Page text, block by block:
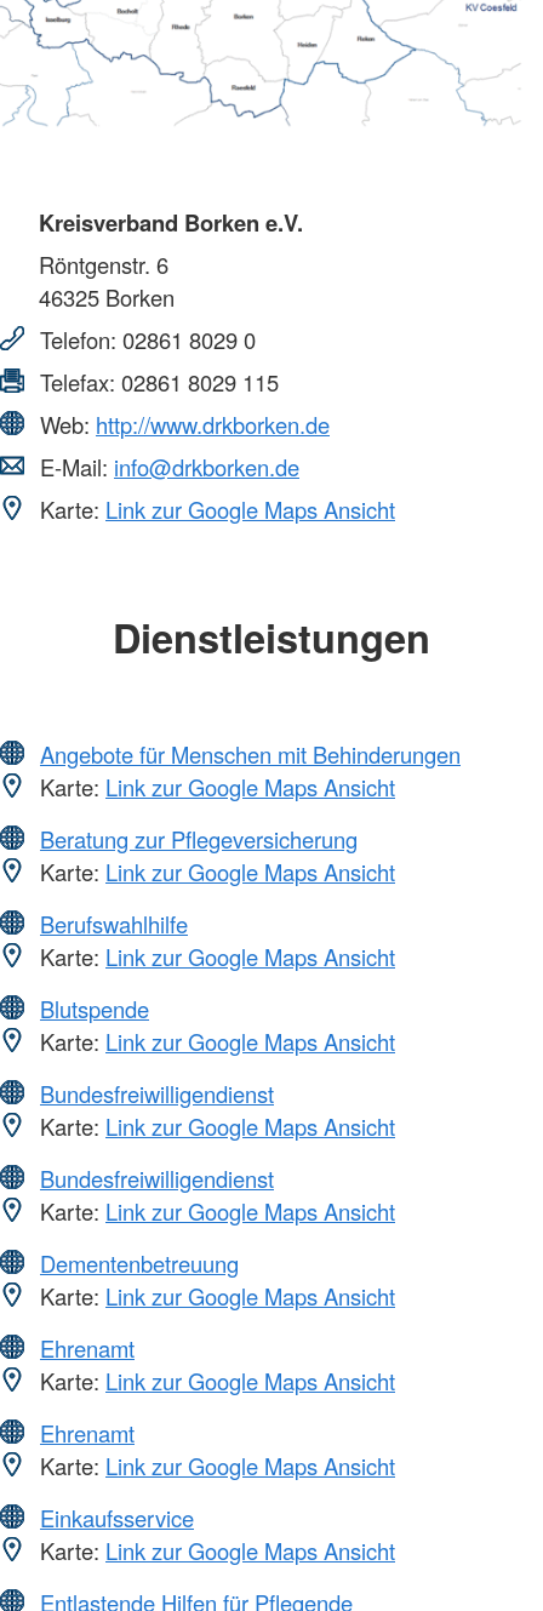
Kreisverband Borken e.V.
Röntgenstr. 6
46325 Borken
Telefon: 02861 8029 0
Telefax: 02861 8029 115
Web: http://www.drkborken.de
E-Mail: info@drkborken.de
Karte: Link zur Google Maps Ansicht
Dienstleistungen
Angebote für Menschen mit Behinderungen
Karte: Link zur Google Maps Ansicht
Beratung zur Pflegeversicherung
Karte: Link zur Google Maps Ansicht
Berufswahlhilfe
Karte: Link zur Google Maps Ansicht
Blutspende
Karte: Link zur Google Maps Ansicht
Bundesfreiwilligendienst
Karte: Link zur Google Maps Ansicht
Bundesfreiwilligendienst
Karte: Link zur Google Maps Ansicht
Dementenbetreuung
Karte: Link zur Google Maps Ansicht
Ehrenamt
Karte: Link zur Google Maps Ansicht
Ehrenamt
Karte: Link zur Google Maps Ansicht
Einkaufsservice
Karte: Link zur Google Maps Ansicht
Entlastende Hilfen für Pflegende